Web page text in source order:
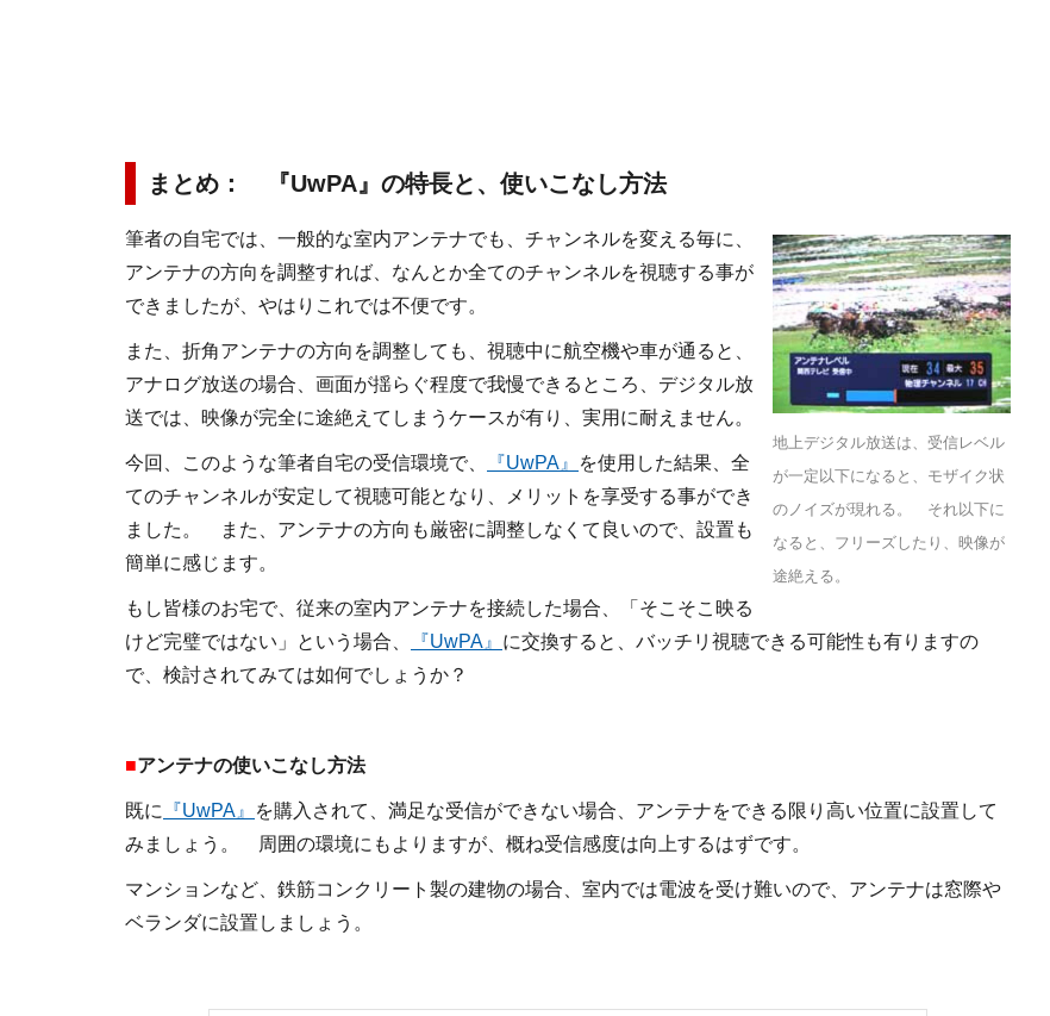
まとめ： 『UwPA』の特長と、使いこなし方法
地上デジタル放送は、受信レベル
が一定以下になると、モザイク状
のノイズが現れる。 それ以下に
なると、フリーズしたり、映像が
途絶える。
筆者の自宅では、一般的な室内アンテナでも、チャンネルを変える毎に、
アンテナの方向を調整すれば、なんとか全てのチャンネルを視聴する事が
できましたが、やはりこれでは不便です。
また、折角アンテナの方向を調整しても、視聴中に航空機や車が通ると、
アナログ放送の場合、画面が揺らぐ程度で我慢できるところ、デジタル放
送では、映像が完全に途絶えてしまうケースが有り、実用に耐えません。
今回、このような筆者自宅の受信環境で、 『UwPA』
を使用した結果、全
てのチャンネルが安定して視聴可能となり、メリットを享受する事ができ
ました。 また、アンテナの方向も厳密に調整しなくて良いので、設置も
簡単に感じます。
もし皆様のお宅で、従来の室内アンテナを接続した場合、「そこそこ映る
けど完璧ではない」という場合、
『UwPA』 に交換すると、バッチリ視聴できる可能性も有りますの
で、検討されてみては如何でしょうか？
■アンテナの使いこなし方法
既に 『UwPA』
を購入されて、満足な受信ができない場合、アンテナをできる限り高い位置に設置して
みましょう。 周囲の環境にもよりますが、概ね受信感度は向上するはずです。
マンションなど、鉄筋コンクリート製の建物の場合、室内では電波を受け難いので、アンテナは窓際や
ベランダに設置しましょう。